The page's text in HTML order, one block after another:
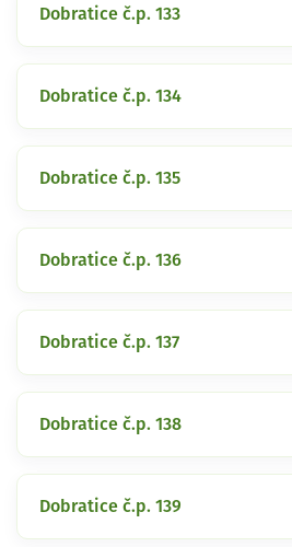
Dobratice č.p. 133
Dobratice č.p. 134
Dobratice č.p. 135
Dobratice č.p. 136
Dobratice č.p. 137
Dobratice č.p. 138
Dobratice č.p. 139